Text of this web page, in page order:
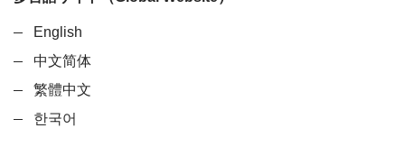
English
中文简体
繁體中文
한국어